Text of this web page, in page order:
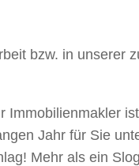
bzw. in unserer
Immobilienmakler
Jahr für Sie
Mehr als ein